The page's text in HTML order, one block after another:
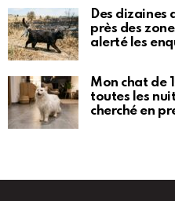
Des dizaines
près des
alerté les
Mon chat de
toutes les
cherché en